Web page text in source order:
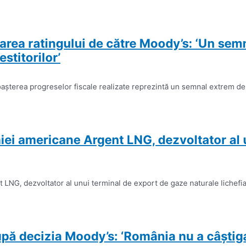
ratingului de către Moody’s: ‘Un
progreselor fiscale realizate reprezintă un semnal extrem
americane Argent LNG, dezvoltator
dezvoltator al unui terminal de export de gaze naturale
decizia Moody’s: ‘România nu a